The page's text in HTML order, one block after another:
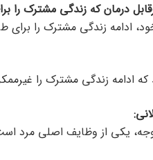
درمان که زندگی مشترک را
ادامه زندگی مشترک را برای
ادامه زندگی مشترک را
:
یکی از وظایف اصلی مرد